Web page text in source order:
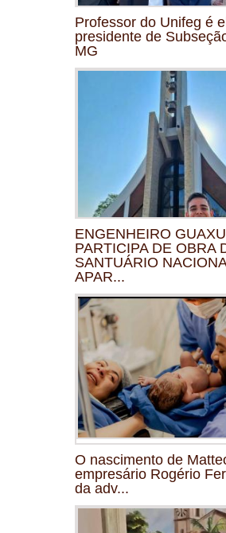
Professor do Unifeg é
presidente de
MG
ENGENHEIRO
PARTICIPA DE OBRA
SANTUÁRIO
APAR...
O nascimento de
empresário Rogério
da adv...